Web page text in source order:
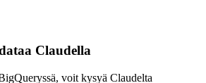
Claudella
voit kysyä Claudelta